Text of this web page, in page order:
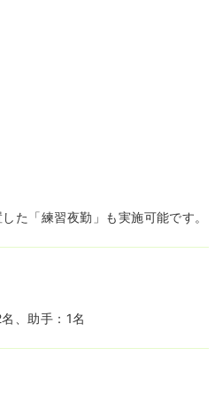
た「練習夜勤」も実施可能です。
、助手：1名